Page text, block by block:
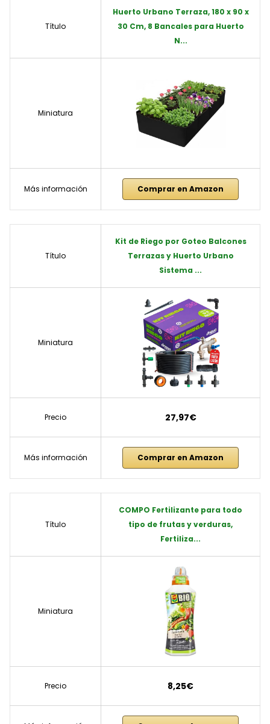
Título
Huerto Urbano Terraza, 180 x 90 x
30 Cm, 8 Bancales para Huerto
N...
Miniatura
Más información Comprar en Amazon
Título
Kit de Riego por Goteo Balcones
Terrazas y Huerto Urbano
Sistema ...
Miniatura
Precio 27,97€
Más información Comprar en Amazon
Título
COMPO Fertilizante para todo
tipo de frutas y verduras,
Fertiliza...
Miniatura
Precio 8,25€